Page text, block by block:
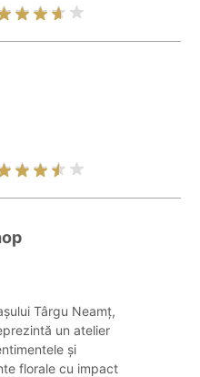
Târgu Neamț,
un atelier
și
florale cu impact